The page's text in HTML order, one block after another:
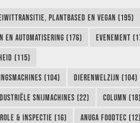
PLANTBASED EN VEGAN (195)
EN AUTOMATISERING (176) EVENEMENT
(115)
(104) DIERENWELZIJN (104)
SNIJMACHINES (22) COLUMN (18)
& INSPECTIE (16) ANUGA FOODTEC (12)